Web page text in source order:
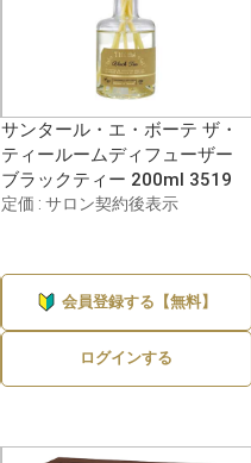
サンタール・エ・ボーテ ザ・
ティールームディフューザー
ブラックティー 200ml 3519
定価 : サロン契約後表示
会員登録する【無料】
ログインする